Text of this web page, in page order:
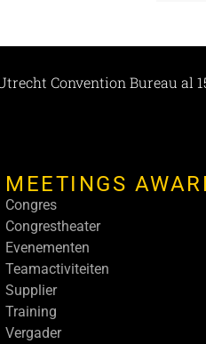
MEETINGS
Congres
Congrestheater
Evenementen
Teamactiviteiten
Supplier
Training
Vergader